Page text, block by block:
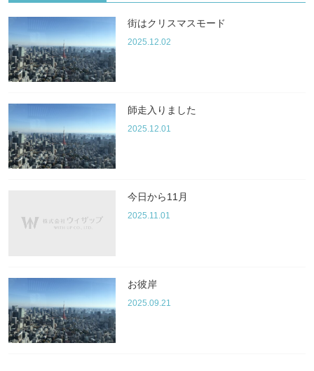
街はクリスマスモード
2025.12.02
師走入りました
2025.12.01
今日から11月
2025.11.01
お彼岸
2025.09.21